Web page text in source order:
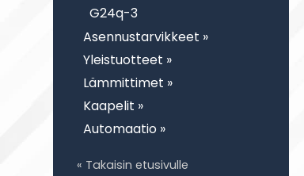
G24q-3
Asennustarvikkeet »
Yleistuotteet »
Lämmittimet »
Kaapelit »
Automaatio »
« Takaisin etusivulle